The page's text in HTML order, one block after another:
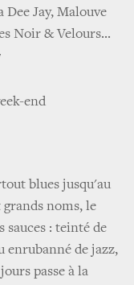
Jay, Malouve
Noir & Velours...
end
blues jusqu'au
grands noms, le
sauces : teinté de
enrubanné de jazz,
passe à la